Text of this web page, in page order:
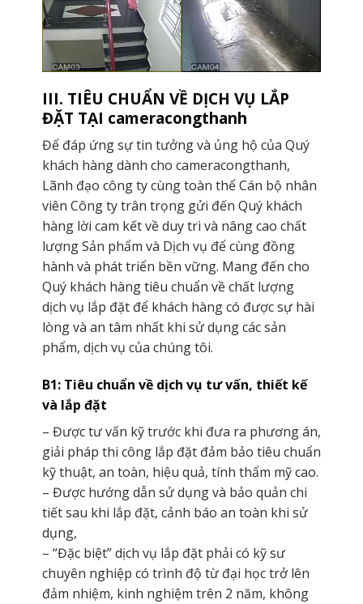
III. TIÊU CHUẨN VỀ DỊCH VỤ LẮP
ĐẶT TẠI cameracongthanh
Để đáp ứng sự tin tưởng và ủng hộ của Quý
khách hàng dành cho cameracongthanh,
Lãnh đạo công ty cùng toàn thể Cán bộ nhân
viên Công ty trân trọng gửi đến Quý khách
hàng lời cam kết về duy trì và nâng cao chất
lượng Sản phẩm và Dịch vụ để cùng đồng
hành và phát triển bền vững. Mang đến cho
Quý khách hàng tiêu chuẩn về chất lượng
dịch vụ lắp đặt để khách hàng có được sự hài
lòng và an tâm nhất khi sử dụng các sản
phẩm, dịch vụ của chúng tôi.
B1: Tiêu chuẩn về dịch vụ tư vấn, thiết kế
và lắp đặt
– Được tư vấn kỹ trước khi đưa ra phương án,
giải pháp thi công lắp đặt đảm bảo tiêu chuẩn
kỹ thuật, an toàn, hiệu quả, tính thẩm mỹ cao.
– Được hướng dẫn sử dụng và bảo quản chi
tiết sau khi lắp đặt, cảnh báo an toàn khi sử
dụng,
– “Đặc biệt” dịch vụ lắp đặt phải có kỹ sư
chuyên nghiệp có trình độ từ đại học trở lên
đảm nhiệm, kinh nghiệm trên 2 năm, không